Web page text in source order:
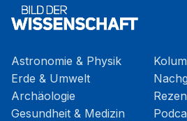
Astronomie & Physik
Erde & Umwelt
Archäologie
Gesundheit & Medizin